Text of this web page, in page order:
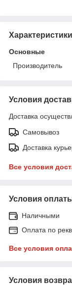
Характеристики
Основные
Производитель
Условия
Доставка
Самовывоз
Доставка
Все условия
Условия
Наличными
Оплата по
Все условия
Условия